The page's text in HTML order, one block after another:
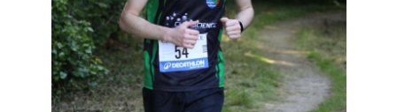
Photos▼